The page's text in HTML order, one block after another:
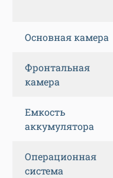
Основная камера
Фронтальная
камера
Емкость
аккумулятора
Операционная
система